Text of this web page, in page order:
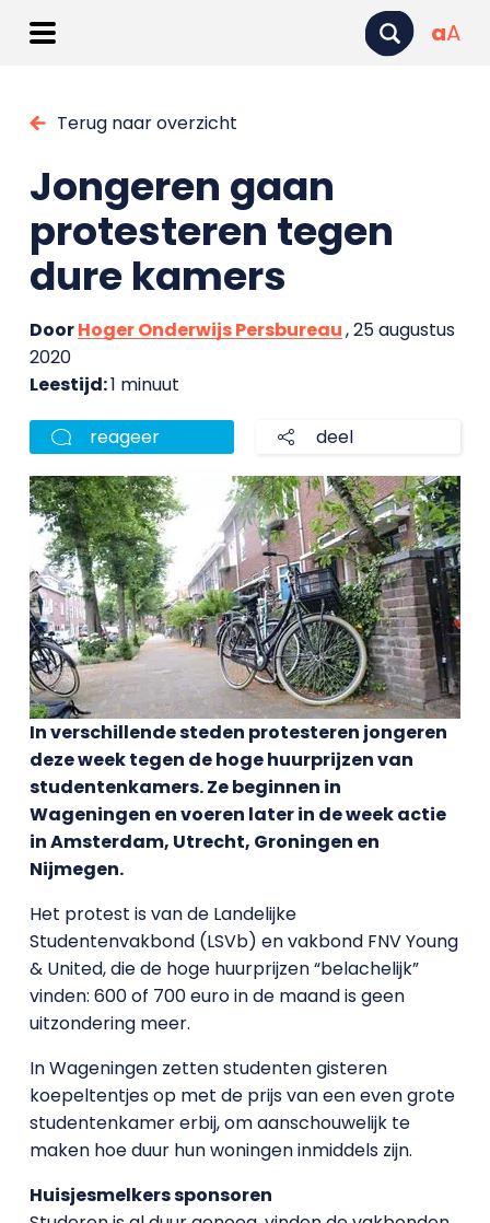
aA
Terug naar overzicht
Jongeren gaan
protesteren tegen
dure kamers
DoorHoger Onderwijs Persbureau, 25 augustus
2020
Leestijd:1 minuut
reageer deel
In verschillende steden protesteren jongeren
deze week tegen de hoge huurprijzen van
studentenkamers. Ze beginnen in
Wageningen en voeren later in de week actie
in Amsterdam, Utrecht, Groningen en
Nijmegen.
Het protest is van de Landelijke
Studentenvakbond (LSVb) en vakbond FNV Young
& United, die de hoge huurprijzen “belachelijk”
vinden: 600 of 700 euro in de maand is geen
uitzondering meer.
In Wageningen zetten studenten gisteren
koepeltentjes op met de prijs van een even grote
studentenkamer erbij, om aanschouwelijk te
maken hoe duur hun woningen inmiddels zijn.
Huisjesmelkers sponsoren